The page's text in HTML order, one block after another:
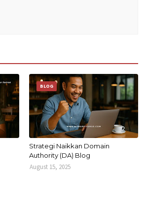
BLOG
Strategi Naikkan Domain
Authority (DA) Blog
August 15, 2025